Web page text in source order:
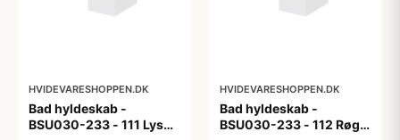
HVIDEVARESHOPPEN.DK
Bad hyldeskab -
BSU030-233 - 111 Lys
HVIDEVARESHOPPEN.DK
Bad hyldeskab -
BSU030-233 - 112 Røget